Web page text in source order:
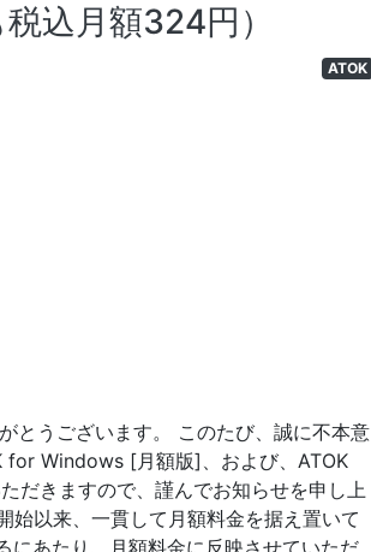
込月額324円）
ATOK
とうございます。 このたび、誠に不本意
for Windows [月額版]、および、ATOK
だきますので、謹んでお知らせを申し上
以来、一貫して月額料金を据え置いて
にあたり、月額料金に反映させていただ